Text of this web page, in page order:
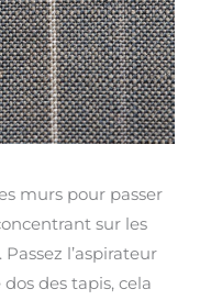
murs pour passer
sur les
l’aspirateur
des tapis, cela